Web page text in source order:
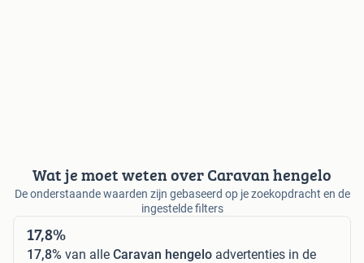
Wat je moet weten over Caravan hengelo
De onderstaande waarden zijn gebaseerd op je zoekopdracht en de
ingestelde filters
17,8%
17,8% van alle Caravan hengelo advertenties in de